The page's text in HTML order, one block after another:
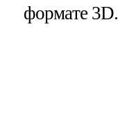
формате 3D.